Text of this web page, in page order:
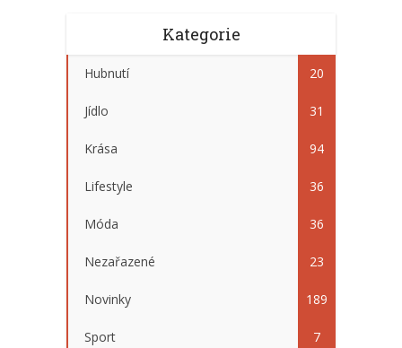
Kategorie
Hubnutí 20
Jídlo 31
Krása 94
Lifestyle 36
Móda 36
Nezařazené 23
Novinky 189
Sport 7